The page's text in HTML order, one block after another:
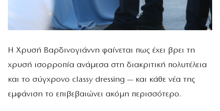
Η Χρυσή Βαρδινογιάννη φαίνεται πως έχει βρει τη
χρυσή ισορροπία ανάμεσα στη διακριτική πολυτέλεια
και το σύγχρονο classy dressing — και κάθε νέα της
εμφάνιση το επιβεβαιώνει ακόμη περισσότερο.